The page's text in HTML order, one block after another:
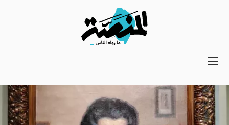
Main
Secondary
Navigation